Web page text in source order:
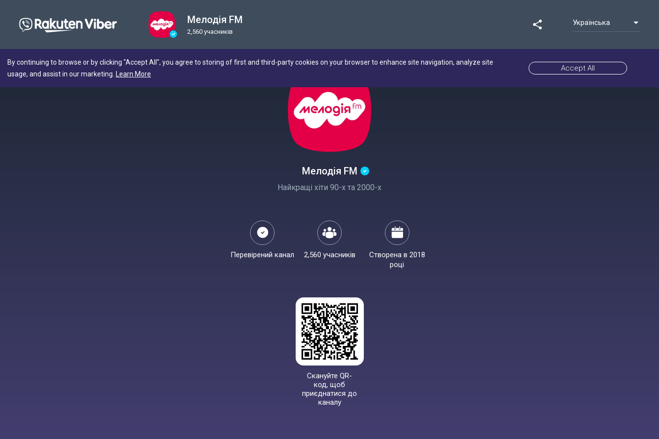
Мелодія FM
2,560 учасників
share Українська
By continuing to browse or by clicking "Accept All", you agree to storing of first and third-party cookies on your browser to enhance site navigation, analyze site
usage, and assist in our marketing.
Learn More
Accept All
Мелодія FM
Найкращі хіти 90-х та 2000-х
Перевірений канал 2,560 учасників
Створена в 2018
році
Скануйте QR-
код, щоб
приєднатися до
каналу